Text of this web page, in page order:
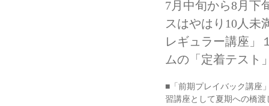
7月中旬から8月下
スはやはり10人未
レギュラー講座」
ムの「定着テスト
■「前期プレイバック講座
習講座として夏期への橋